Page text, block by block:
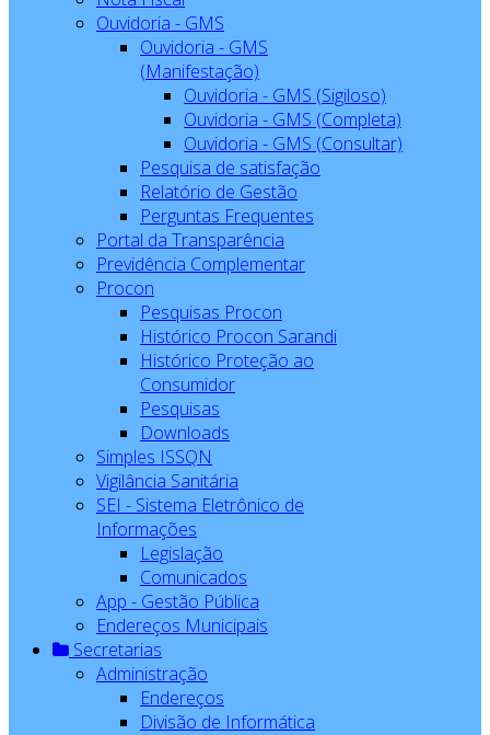
Ouvidoria - GMS
Ouvidoria - GMS
(Manifestação)
Ouvidoria - GMS (Sigiloso)
Ouvidoria - GMS (Completa)
Ouvidoria - GMS (Consultar)
Pesquisa de satisfação
Relatório de Gestão
Perguntas Frequentes
Portal da Transparência
Previdência Complementar
Procon
Pesquisas Procon
Histórico Procon Sarandi
Histórico Proteção ao
Consumidor
Pesquisas
Downloads
Simples ISSQN
Vigilância Sanitária
SEI - Sistema Eletrônico de
Informações
Legislação
Comunicados
App - Gestão Pública
Endereços Municipais
Secretarias
Administração
Endereços
Divisão de Informática